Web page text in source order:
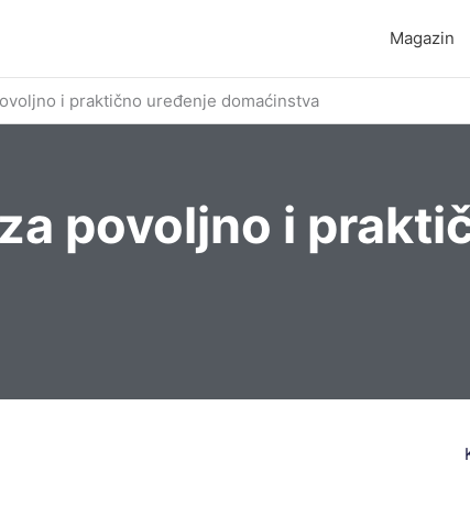
Magazin
i praktično uređenje domaćinstva
povoljno i